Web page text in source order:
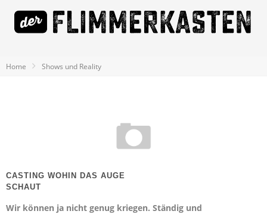
Home Shows und Reality
CASTING WOHIN DAS AUGE
SCHAUT
Wir können ja nicht genug kriegen. Ständig und